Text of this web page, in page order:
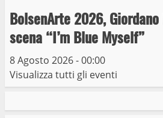
BolsenArte 2026,
scena “I’m Blue Myself”
8 Agosto 2026 - 00:00
Visualizza tutti gli eventi
1
I Carabinieri
detenzione ai fini
stupefacenti
26 Agosto 2023